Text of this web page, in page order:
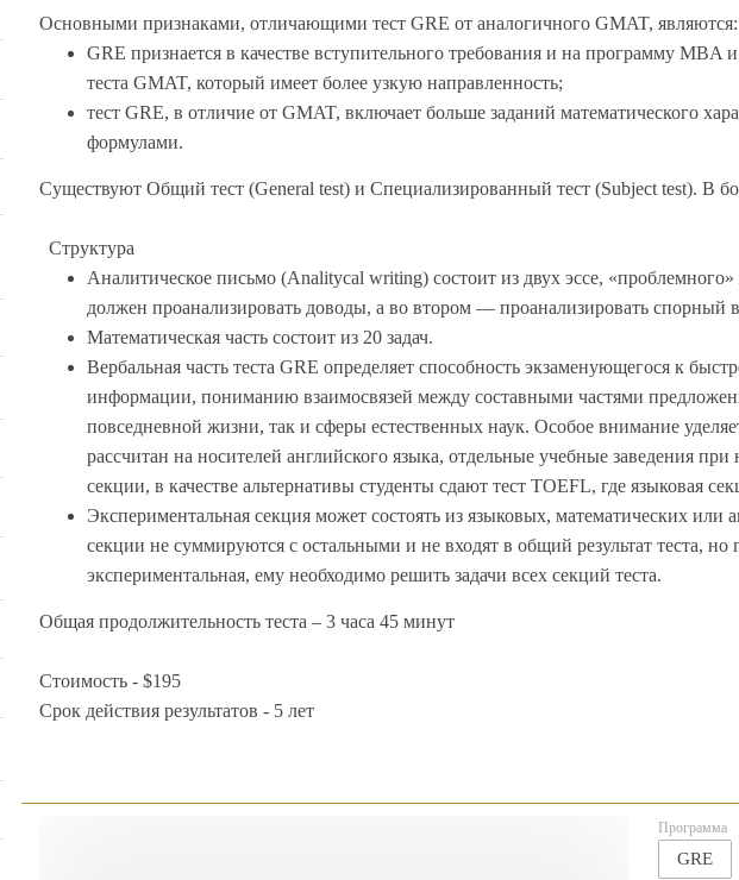
Основными признаками, отличающими тест GRE от аналогичного GMAT, являются:
GRE признается в качестве вступительного требования и на программу
теста GMAT, который имеет более узкую направленность;
тест GRE, в отличие от GMAT, включает больше заданий математического
формулами.
Существуют Общий тест (General test) и Специализированный тест (Subject test). В
Структура
Аналитическое письмо (Analitycal writing) состоит из двух эссе,
должен проанализировать доводы, а во втором — проанализировать спорный
Математическая часть состоит из 20 задач.
Вербальная часть теста GRE определяет способность экзаменующегося к
информации, пониманию взаимосвязей между составными частями
повседневной жизни, так и сферы естественных наук. Особое внимание
рассчитан на носителей английского языка, отдельные учебные заведения
секции, в качестве альтернативы студенты сдают тест TOEFL, где языковая
Экспериментальная секция может состоять из языковых, математических или
секции не суммируются с остальными и не входят в общий результат теста, но
экспериментальная, ему необходимо решить задачи всех секций теста.
Общая продолжительность теста – 3 часа 45 минут
Стоимость - $195
Срок действия результатов - 5 лет
Программа
GRE